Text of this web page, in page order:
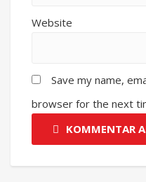
Website
Save my name,
browser for the next
KOMMENTAR